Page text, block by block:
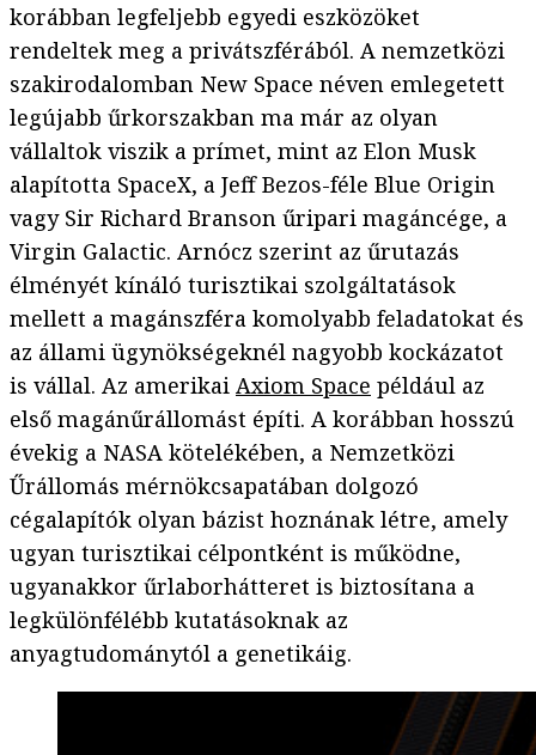
korábban legfeljebb egyedi eszközöket
rendeltek meg a privátszférából. A nemzetközi
szakirodalomban New Space néven emlegetett
legújabb űrkorszakban ma már az olyan
vállaltok viszik a prímet, mint az Elon Musk
alapította SpaceX, a Jeff Bezos-féle Blue Origin
vagy Sir Richard Branson űripari magáncége, a
Virgin Galactic. Arnócz szerint az űrutazás
élményét kínáló turisztikai szolgáltatások
mellett a magánszféra komolyabb feladatokat és
az állami ügynökségeknél nagyobb kockázatot
is vállal. Az amerikai Axiom Space például az
első magánűrállomást építi. A korábban hosszú
évekig a NASA kötelékében, a Nemzetközi
Űrállomás mérnökcsapatában dolgozó
cégalapítók olyan bázist hoznának létre, amely
ugyan turisztikai célpontként is működne,
ugyanakkor űrlaborhátteret is biztosítana a
legkülönfélébb kutatásoknak az
anyagtudománytól a genetikáig.